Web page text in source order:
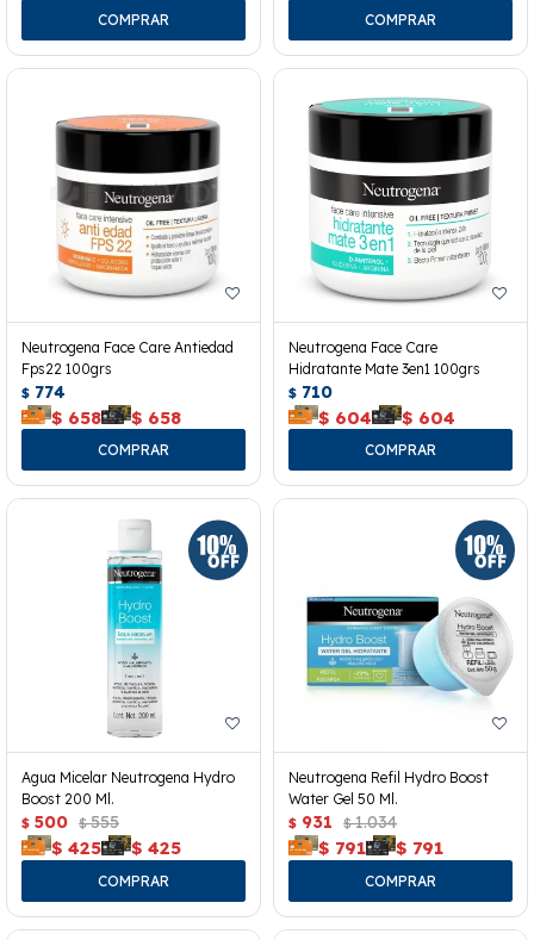
Neutrogena Face Care Antiedad
Fps22 100grs
$ 774
$ 658 $ 658
Neutrogena Face Care
Hidratante Mate 3en1 100grs
$ 710
$ 604 $ 604
Agua Micelar Neutrogena Hydro
Boost 200 Ml.
$ 500 $ 555
$ 425 $ 425
Neutrogena Refil Hydro Boost
Water Gel 50 Ml.
$ 931 $ 1.034
$ 791 $ 791